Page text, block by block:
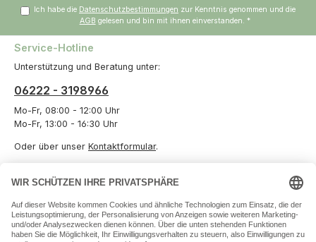
Ich habe die Datenschutzbestimmungen
zur Kenntnis genommen und die
AGB gelesen und bin mit ihnen einverstanden. *
Service-Hotline
Unterstützung und Beratung unter:
06222 - 3198966
Mo-Fr, 08:00 - 12:00 Uhr
Mo-Fr, 13:00 - 16:30 Uhr
Oder über unser Kontaktformular.
Vertrag widerrufen
Informationen